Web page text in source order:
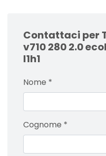
Contattaci per
v710 280 2.0
l1h1
Nome *
Cognome *